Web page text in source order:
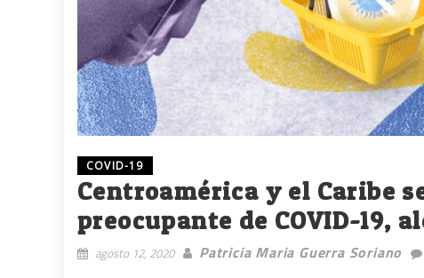
COVID-19
Centroamérica y el Caribe
preocupante de COVID-19,
agosto 12, 2020 Patricia Maria Guerra Soriano